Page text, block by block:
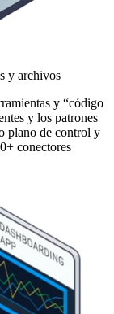
y archivos
y “código
y los patrones
plano de control y
conectores